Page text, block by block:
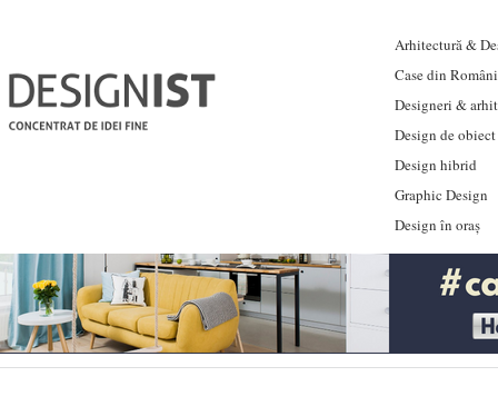
Arhitectură &
Case din
Designeri &
Design de obiect
Design hibrid
Graphic Design
Design în oraș